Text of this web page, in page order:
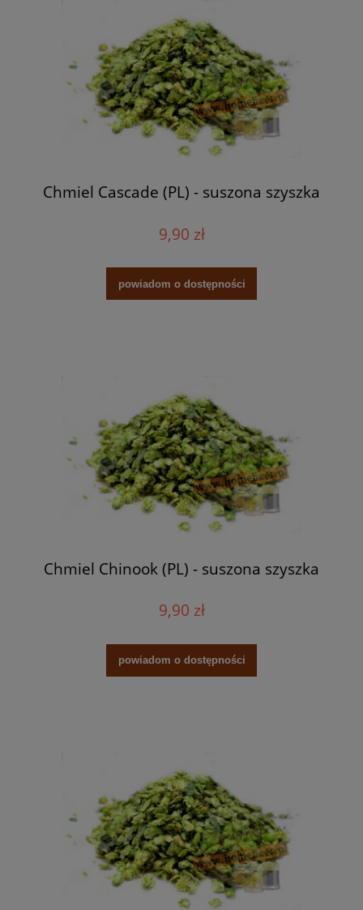
Chmiel Cascade (PL) - suszona szyszka
9,90 zł
powiadom o dostępności
Chmiel Chinook (PL) - suszona szyszka
9,90 zł
powiadom o dostępności